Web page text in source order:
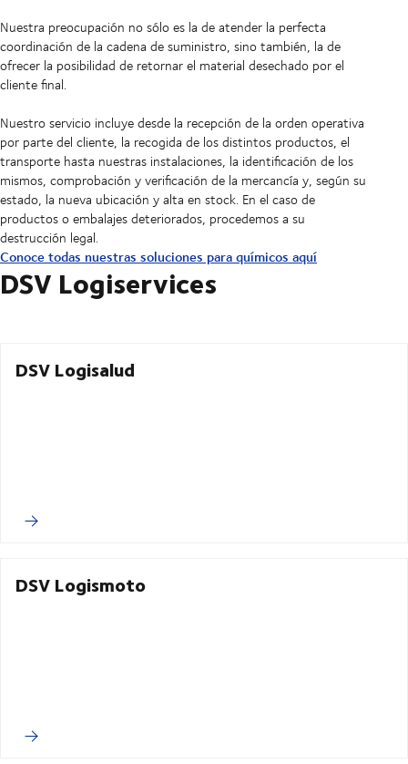
Nuestra preocupación no sólo es la de atender la perfecta
coordinación de la cadena de suministro, sino también, la de
ofrecer la posibilidad de retornar el material desechado por el
cliente final.
Nuestro servicio incluye desde la recepción de la orden operativa
por parte del cliente, la recogida de los distintos productos, el
transporte hasta nuestras instalaciones, la identificación de los
mismos, comprobación y verificación de la mercancía y, según su
estado, la nueva ubicación y alta en stock. En el caso de
productos o embalajes deteriorados, procedemos a su
destrucción legal.
Conoce todas nuestras soluciones para químicos aquí
DSV Logiservices
DSV Logisalud
DSV Logismoto